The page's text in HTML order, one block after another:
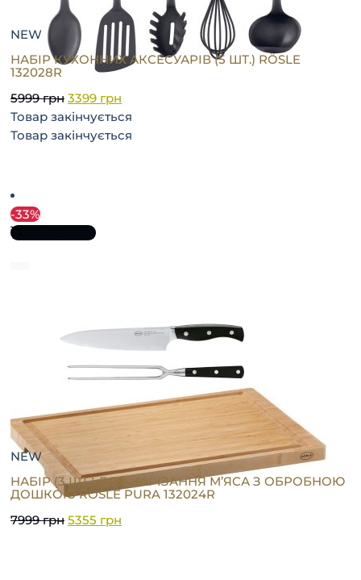
NEW
НАБІР КУХОННИХ АКСЕСУАРІВ (5 ШТ.) RÖSLE
132028R
5999грн 3399 грн
Товар закінчується
Товар закінчується
-33%
До кошика
NEW
НАБІР (3 ШТ.) ДЛЯ НАРІЗАННЯ М’ЯСА З ОБРОБНОЮ
ДОШКОЮ RÖSLE PURA 132024R
7999грн 5355 грн